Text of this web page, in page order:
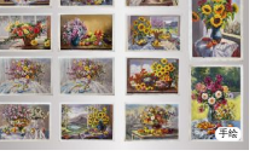
手绘